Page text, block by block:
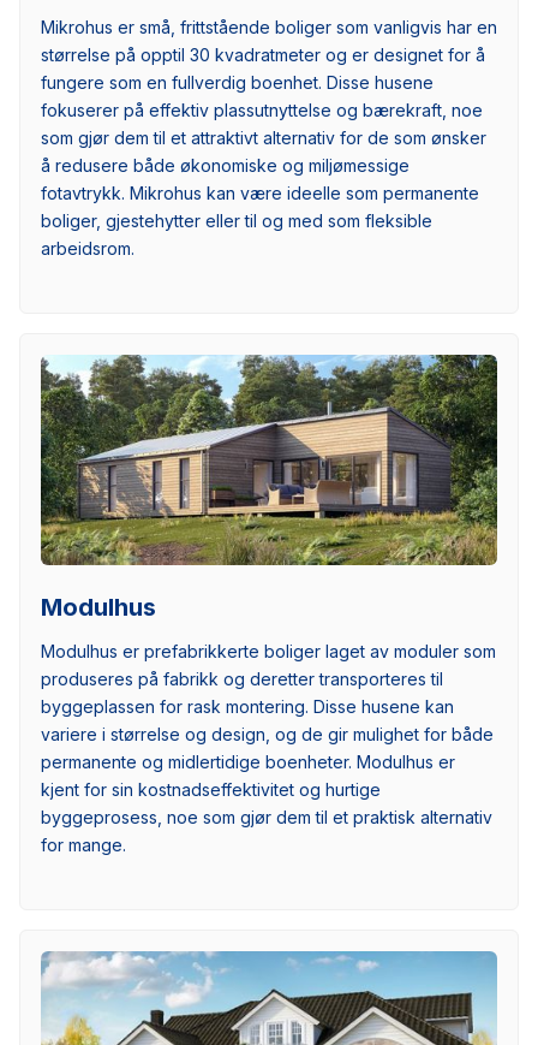
Mikrohus er små, frittstående boliger som vanligvis har en
størrelse på opptil 30 kvadratmeter og er designet for å
fungere som en fullverdig boenhet. Disse husene
fokuserer på effektiv plassutnyttelse og bærekraft, noe
som gjør dem til et attraktivt alternativ for de som ønsker
å redusere både økonomiske og miljømessige
fotavtrykk. Mikrohus kan være ideelle som permanente
boliger, gjestehytter eller til og med som fleksible
arbeidsrom.
Modulhus
Modulhus er prefabrikkerte boliger laget av moduler som
produseres på fabrikk og deretter transporteres til
byggeplassen for rask montering. Disse husene kan
variere i størrelse og design, og de gir mulighet for både
permanente og midlertidige boenheter. Modulhus er
kjent for sin kostnadseffektivitet og hurtige
byggeprosess, noe som gjør dem til et praktisk alternativ
for mange.